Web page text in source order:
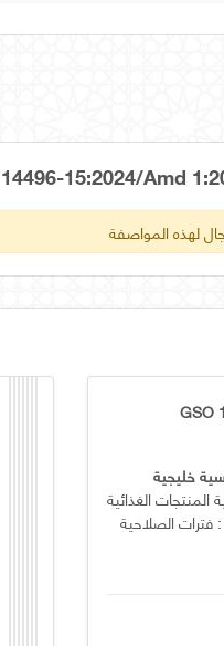
لهذه المواصفة
GSO
خليجية
الغذائية
: فترات الصلاحية